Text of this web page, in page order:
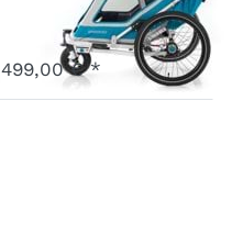
Q-SK2-21-P
Vergriffen
499,00 € *